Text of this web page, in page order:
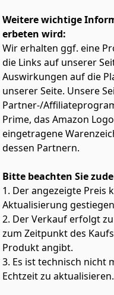
werden mit einem
eine bessere
bei reduziertem
Weitere wichtige
erbeten wird:
Wir erhalten ggf. eine
die Links auf unserer
Auswirkungen auf die
unserer Seite. Unsere
Partner-/
Prime, das Amazon
eingetragene
dessen Partnern.
Bitte beachten Sie
1. Der angezeigte Preis
Aktualisierung
2. Der Verkauf erfolgt
zum Zeitpunkt des
Produkt angibt.
3. Es ist technisch nicht
Echtzeit zu aktualisieren.